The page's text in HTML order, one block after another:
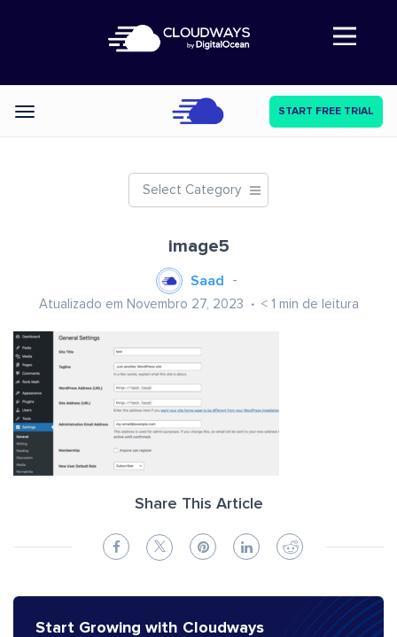
Abre a navegação
Categories START FREE TRIAL
Select Category
image5
Saad
Atualizado em Novembro 27, 2023 < 1 min de leitura
Share This Article
Start Growing with Cloudways